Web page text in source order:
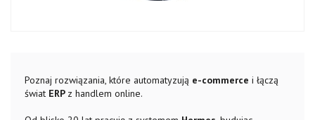
Poznaj rozwiązania, które automatyzują e-commerce i łączą
świat ERP z handlem online.